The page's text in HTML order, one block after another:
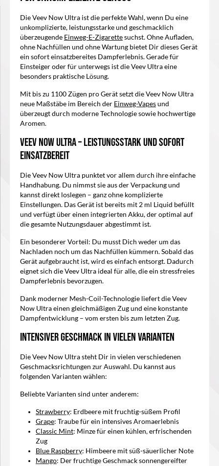
Die Veev Now Ultra ist die perfekte Wahl, wenn Du eine
unkomplizierte, leistungsstarke und geschmacklich
überzeugende Einweg-E-Zigarettesuchst. Ohne Aufladen,
ohne Nachfüllen und ohne Wartung bietet Dir dieses Gerät
ein sofort einsatzbereites Dampferlebnis. Gerade für
Einsteiger oder für unterwegs ist die Veev Ultra eine
besonders praktische Lösung.
Mit bis zu 1100 Zügen pro Gerät setzt die Veev Now Ultra
neue Maßstäbe im Bereich der Einweg-Vapesund
überzeugt durch moderne Technologie sowie hochwertige
Aromen.
Veev Now Ultra – Leistungsstark und sofort
einsatzbereit
Die Veev Now Ultra punktet vor allem durch ihre einfache
Handhabung. Du nimmst sie aus der Verpackung und
kannst direkt loslegen – ganz ohne komplizierte
Einstellungen. Das Gerät ist bereits mit 2 ml Liquid befüllt
und verfügt über einen integrierten Akku, der optimal auf
die gesamte Nutzungsdauer abgestimmt ist.
Ein besonderer Vorteil: Du musst Dich weder um das
Nachladen noch um das Nachfüllen kümmern. Sobald das
Gerät aufgebraucht ist, wird es einfach entsorgt. Dadurch
eignet sich die Veev Ultra ideal für alle, die ein stressfreies
Dampferlebnis bevorzugen.
Dank moderner Mesh-Coil-Technologie liefert die Veev
Now Ultra einen gleichmäßigen Zug und eine konstante
Dampfentwicklung – vom ersten bis zum letzten Zug.
Intensiver Geschmack in vielen Varianten
Die Veev Now Ultra steht Dir in vielen verschiedenen
Geschmacksrichtungen zur Auswahl. Du kannst aus
folgenden Varianten wählen:
Beliebte Varianten sind unter anderem:
Strawberry: Erdbeere mit fruchtig-süßem Profil
Grape: Traube für ein intensives Aromaerlebnis
Classic Mint: Minze für einen kühlen, erfrischenden
Zug
Blue Raspberry: Himbeere mit süß-säuerlicher Note
Mango: Der fruchtige Geschmack sonnengereifter